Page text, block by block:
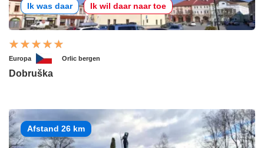
Ik was daar Ik wil daar naar toe
Europa Orlic bergen
Dobruška
Afstand 26 km